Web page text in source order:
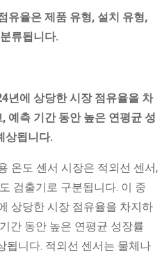
유율은 제품 유형, 설치 유형,
류됩니다.
년에 상당한 시장 점유율을 차
예측 기간 동안 높은 연평균 성
상됩니다.
온도 센서 시장은 적외선 센서,
검출기로 구분됩니다. 이 중
상당한 시장 점유율을 차지하
간 동안 높은 연평균 성장률
됩니다. 적외선 센서는 물체나